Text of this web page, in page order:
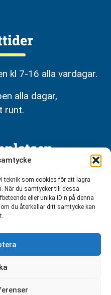
teknik som cookies för att lagra
När du samtycker till dessa
eller unika ID:n på denna
du återkallar ditt samtycke kan
kl 7-16 alla vardagar.
alla dagar,
runt.